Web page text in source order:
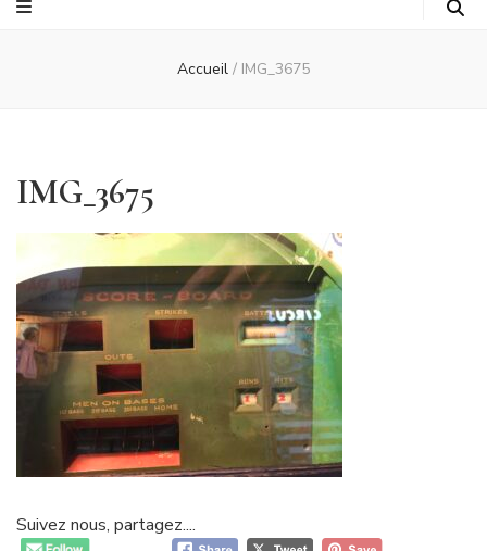
Accueil / IMG_3675
IMG_3675
Suivez nous, partagez....